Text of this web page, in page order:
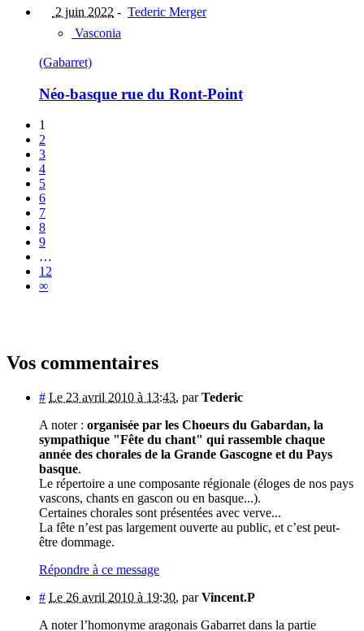
2 juin 2022 - Tederic Merger
Vasconia
(Gabarret)
Néo-basque rue du Ront-Point
1
2
3
4
5
6
7
8
9
…
12
∞
Vos commentaires
# Le 23 avril 2010 à 13:43, parTederic
A noter : organisée par les Choeurs du Gabardan, la
sympathique "Fête du chant" qui rassemble chaque
année des chorales de la Grande Gascogne et du Pays
basque.
Le répertoire a une composante régionale (éloges de nos pays
vascons, chants en gascon ou en basque...).
Certaines chorales sont présentées avec verve...
La fête n’est pas largement ouverte au public, et c’est peut-
être dommage.
Répondre à ce message
# Le 26 avril 2010 à 19:30, parVincent.P
A noter l’homonyme aragonais Gabarret dans la partie